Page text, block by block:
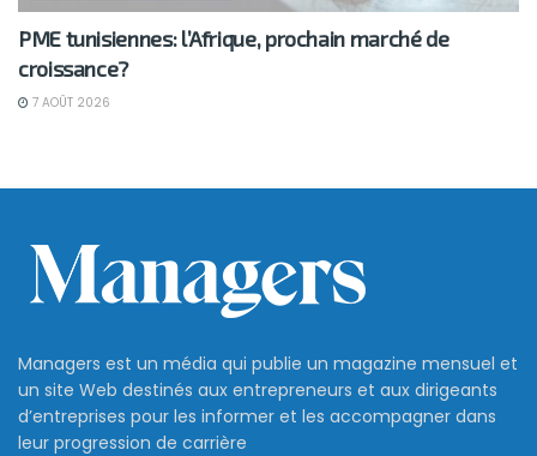
PME tunisiennes: l’Afrique, prochain marché de
croissance?
7 AOÛT 2026
Managers est un média qui publie un magazine mensuel et
un site Web destinés aux entrepreneurs et aux dirigeants
d’entreprises pour les informer et les accompagner dans
leur progression de carrière